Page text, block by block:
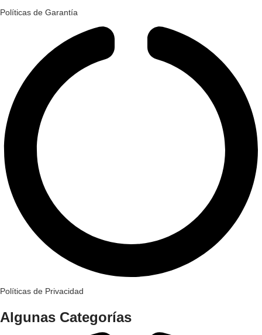
Políticas de Garantía
Políticas de Privacidad
Algunas Categorías